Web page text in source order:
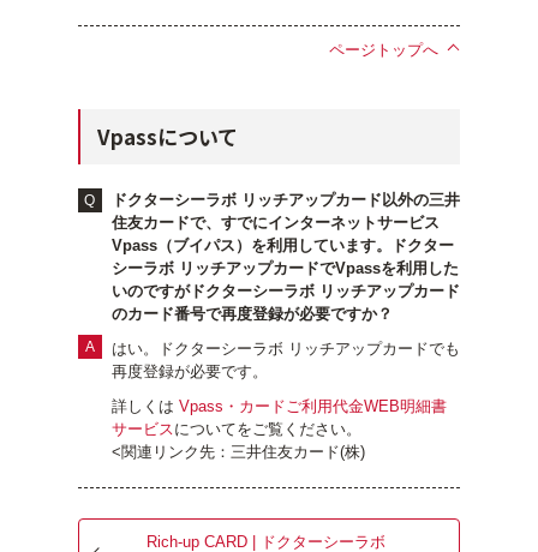
ページトップへ
Vpassについて
ドクターシーラボ リッチアップカード以外の三井
住友カードで、すでにインターネットサービス
Vpass（ブイパス）を利用しています。ドクター
シーラボ リッチアップカードでVpassを利用した
いのですがドクターシーラボ リッチアップカード
のカード番号で再度登録が必要ですか？
はい。ドクターシーラボ リッチアップカードでも
再度登録が必要です。
詳しくは Vpass・カードご利用代金WEB明細書
サービス についてをご覧ください。
<関連リンク先：三井住友カード(株)
Rich-up CARD | ドクターシーラボ